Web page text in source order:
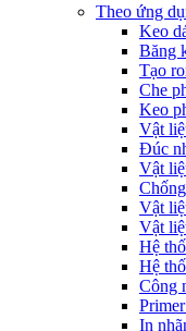
Theo ứng
Keo
Băng
Tạo
Che
Keo
Vật
Đúc
Vật
Vật
Vật
Hệ
Hệ
Công
In